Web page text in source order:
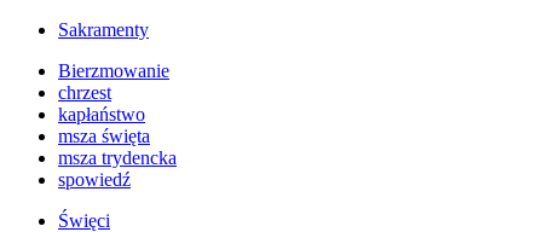
Sakramenty
Bierzmowanie
chrzest
kapłaństwo
msza święta
msza trydencka
spowiedź
Święci